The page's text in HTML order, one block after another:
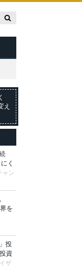
え
く
ャン
を
投
資
ザ